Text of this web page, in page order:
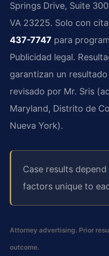
Springs Drive, Suite
VA 23225. Solo con
437-7747 para
Publicidad legal.
garantizan un
revisado por Mr. Sris
Maryland, Distrito de
Nueva York).
Case results
factors unique to
Attorney advertising. Prior
outcome.